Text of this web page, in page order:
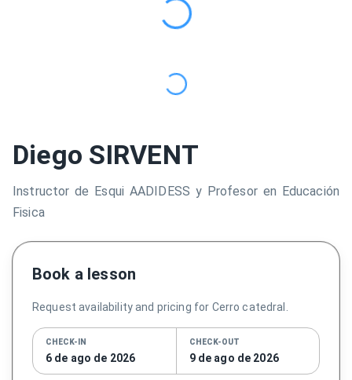
Diego SIRVENT
Instructor de Esqui AADIDESS y Profesor en Educación
Fisica
Book a lesson
Request availability and pricing for Cerro catedral.
CHECK-IN
6 de ago de 2026
CHECK-OUT
9 de ago de 2026